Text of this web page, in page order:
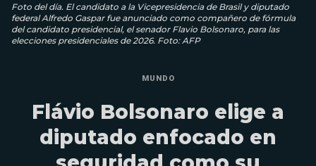
Foto del día. El candidato a la Vicepresidencia de Brasil y diputado
federal Alfredo Gaspar fue anunciado como compañero de fórmula
del candidato presidencial, el senador Flavio Bolsonaro, para las
elecciones presidenciales de 2026. Foto: AFP
MUNDO
Flávio Bolsonaro elige a
diputado enfocado en